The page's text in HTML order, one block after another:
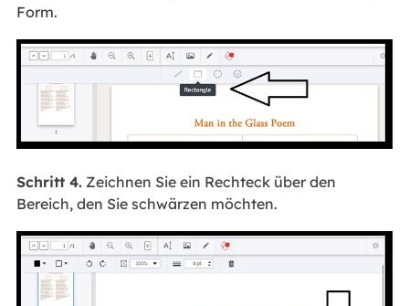
Form.
Schritt 4.Zeichnen Sie ein Rechteck über den
Bereich, den Sie schwärzen möchten.